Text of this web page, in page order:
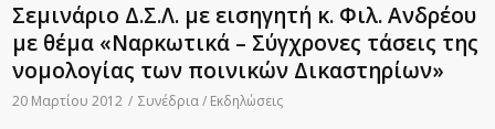
Σεμινάριο Δ.Σ.Λ. με εισηγητή κ. Φιλ. Ανδρέου
με θέμα «Ναρκωτικά – Σύγχρονες τάσεις της
νομολογίας των ποινικών Δικαστηρίων»
20 Μαρτίου 2012 / Συνέδρια / Εκδηλώσεις